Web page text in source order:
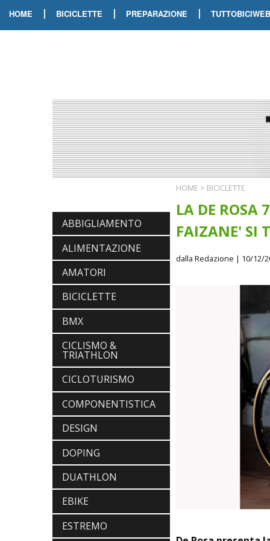
HOME | BICICLETTE | PREPARAZIONE | TUTTOBICIWEB
ABBIGLIAMENTO
ALIMENTAZIONE
AMATORI
BICICLETTE
BMX
CICLISMO &
TRIATHLON
CICLOTURISMO
COMPONENTISTICA
DESIGN
DOPING
DUATHLON
EBIKE
ESTREMO
HOME > BICICLETTE
LA DE ROSA
FAIZANE' SI
dalla Redazione | 10/12/